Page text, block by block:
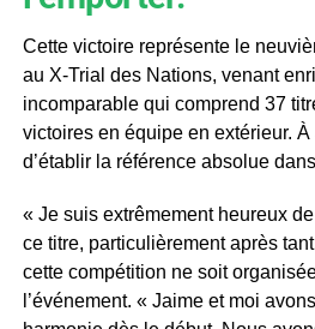
Cette victoire représente le
au X-Trial des Nations, venant
incomparable qui comprend 37
victoires en équipe en extérieur.
d’établir la référence absolue
« Je suis extrêmement heureux
ce titre, particulièrement après
cette compétition ne soit
l’événement. « Jaime et moi